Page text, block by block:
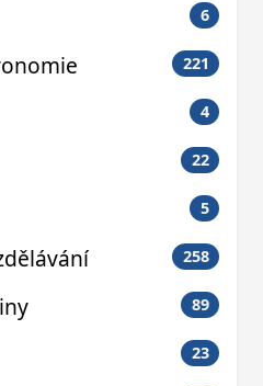
6
221
4
22
5
258
89
23